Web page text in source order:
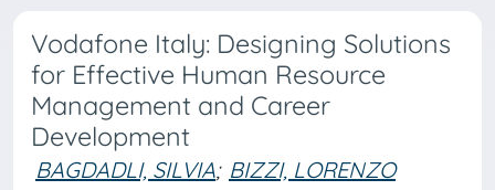
Vodafone Italy: Designing Solutions
for Effective Human Resource
Management and Career
Development
BAGDADLI, SILVIA; BIZZI, LORENZO